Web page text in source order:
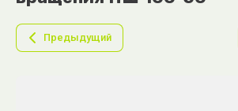
Предыдущий